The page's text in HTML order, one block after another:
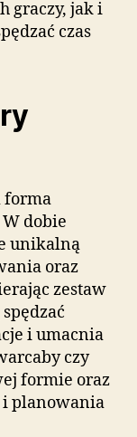
graczy, jak i
czas
forma
dobie
unikalną
oraz
zestaw
i umacnia
czy
formie oraz
planowania